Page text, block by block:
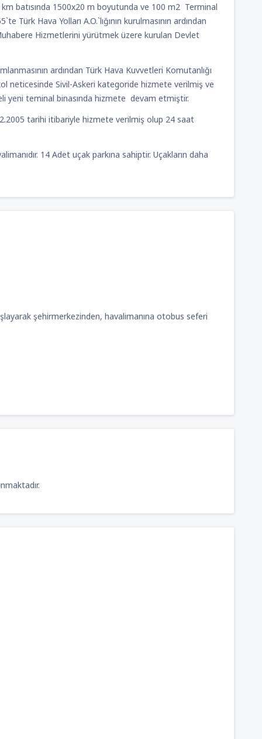
TRY
BAŞLANGIÇ FIYATI:
km batısında 1500x20 m boyutunda ve 100 m2 Terminal
Hava Yolları A.O.`lığının kurulmasının ardından
Hizmetlerini yürütmek üzere kurulan Devlet
ardından Türk Hava Kuvvetleri Komutanlığı
neticesinde Sivil-Askeri kategoride hizmete verilmiş ve
yeni teminal binasında hizmete devam etmiştir.
tarihi itibariyle hizmete verilmiş olup 24 saat
14 Adet uçak parkına sahiptir. Uçakların daha
şehirmerkezinden, havalimanına otobus seferi